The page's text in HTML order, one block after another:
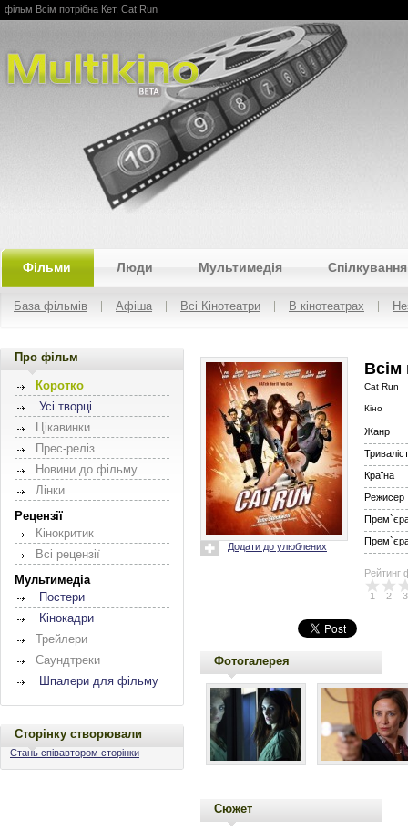
Multikino
фільм Всім потрібна Кет, Cat Run
Фільми Люди Мультимедія Спілкування
База фільмів Афіша Всі Кінотеатри В кінотеатрах
Про фільм
Коротко
Усі творці
Цікавинки
Прес-реліз
Новини до фільму
Лінки
Рецензії
Кінокритик
Всі рецензії
Мультимедіа
Постери
Кінокадри
Трейлери
Саундтреки
Шпалери для фільму
Сторінку створювали
Стань співавтором сторінки
Додати до улюблених
Всім
Cat Run
Кіно
Жанр
Країна
Режисер
Прем`єра
Прем`єра
Рейтинг
1 2 3
Фотогалерея
Сюжет